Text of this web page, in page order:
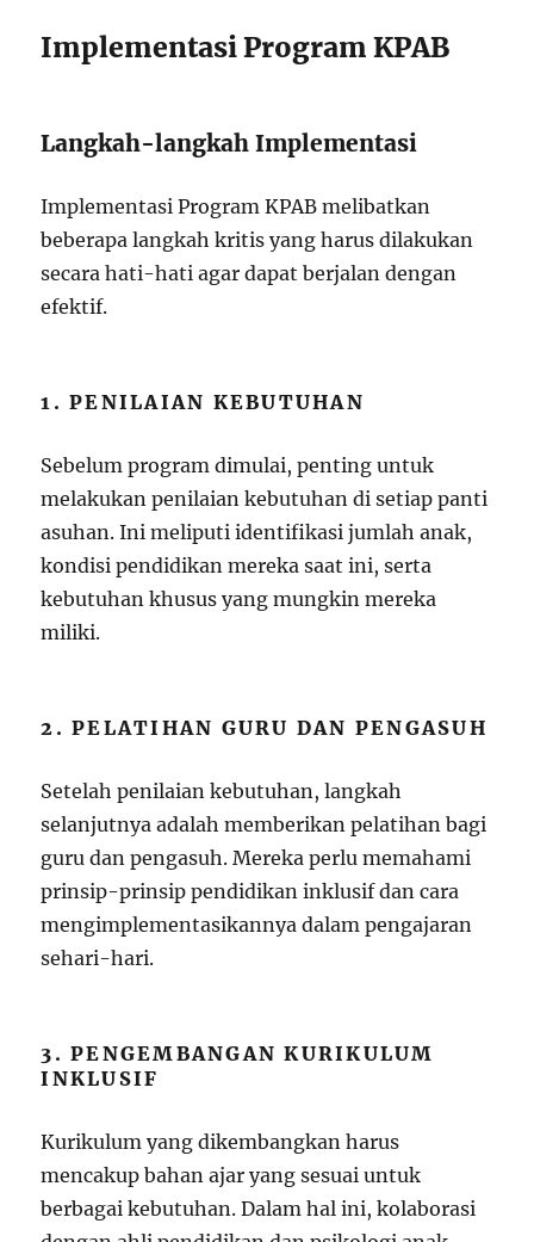
Implementasi Program KPAB
Langkah-langkah Implementasi
Implementasi Program KPAB melibatkan
beberapa langkah kritis yang harus dilakukan
secara hati-hati agar dapat berjalan dengan
efektif.
1. PENILAIAN KEBUTUHAN
Sebelum program dimulai, penting untuk
melakukan penilaian kebutuhan di setiap panti
asuhan. Ini meliputi identifikasi jumlah anak,
kondisi pendidikan mereka saat ini, serta
kebutuhan khusus yang mungkin mereka
miliki.
2. PELATIHAN GURU DAN PENGASUH
Setelah penilaian kebutuhan, langkah
selanjutnya adalah memberikan pelatihan bagi
guru dan pengasuh. Mereka perlu memahami
prinsip-prinsip pendidikan inklusif dan cara
mengimplementasikannya dalam pengajaran
sehari-hari.
3. PENGEMBANGAN KURIKULUM
INKLUSIF
Kurikulum yang dikembangkan harus
mencakup bahan ajar yang sesuai untuk
berbagai kebutuhan. Dalam hal ini, kolaborasi